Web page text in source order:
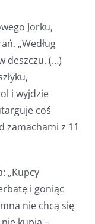
Jorku,
„Według
deszczu. (…)
i wyjdzie
coś
zamachami z 11
„Kupcy
i goniąc
nie chcą się